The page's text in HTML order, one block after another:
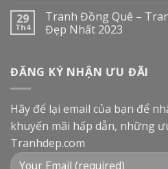
29
Th4
Tranh Đồng Quê –
Đẹp Nhất 2023
ĐĂNG KÝ NHẬN ƯU ĐÃI
Hãy để lại email của bạn để
khuyến mãi hấp dẫn, những
Tranhdep.com